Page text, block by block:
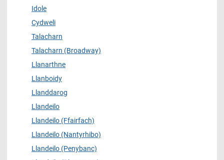
Idole
Cydweli
Talacharn
Talacharn (Broadway)
Llanarthne
Llanboidy
Llanddarog
Llandeilo
Llandeilo (Ffairfach)
Llandeilo (Nantyrhibo)
Llandeilo (Penybanc)